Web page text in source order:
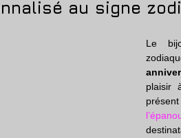
au signe
Le
plaisir